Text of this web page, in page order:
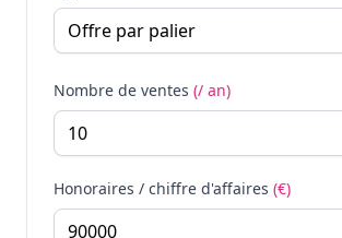
Nombre de ventes (/ an)
Honoraires / chiffre d'affaires (€)